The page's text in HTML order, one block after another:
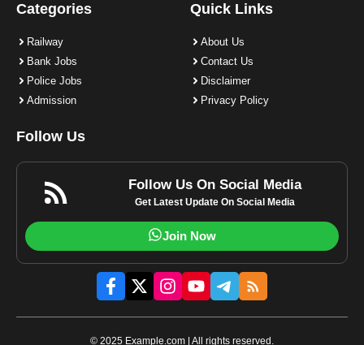
Categories
Railway
Bank Jobs
Police Jobs
Admission
Quick Links
About Us
Contact Us
Disclaimer
Privacy Policy
Follow Us
Follow Us On Social Media
Get Latest Update On Social Media
Join Now
© 2025 Example.com | All rights reserved.